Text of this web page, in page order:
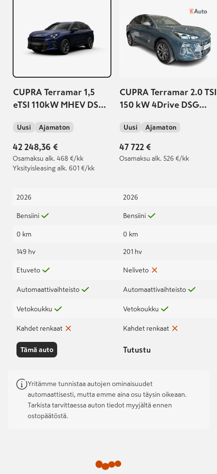
CUPRA Terramar 1,5
eTSI 110kW MHEV DSG
Uusi Ajamaton
42 248,36 €
Osamaksu alk. 468 €/kk
Yksityisleasing alk. 601 €/kk
2026
Bensiini
0 km
149 hv
Etuveto
Automaattivaihteisto
Vetokoukku
Kahdet renkaat
Tämä auto
CUPRA Terramar 2.0 TSI
150 kW 4Drive DSG
Vetokoukku | Takuu
5v./150tkm |
Uusi Ajamaton
47 722 €
Osamaksu alk. 526 €/kk
2026
Bensiini
0 km
201 hv
Neliveto
Automaattivaihteisto
Vetokoukku
Kahdet renkaat
Tutustu
Yritämme tunnistaa autojen ominaisuudet
automaattisesti, mutta emme aina osu täysin oikeaan.
Tarkista tarvittaessa auton tiedot myyjältä ennen
ostopäätöstä.